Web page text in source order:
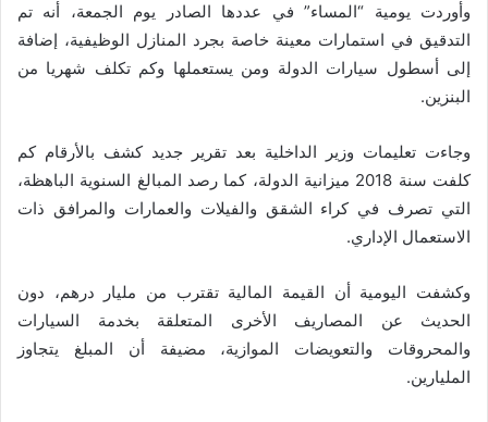
وأوردت يومية “المساء” في عددها الصادر يوم الجمعة، أنه تم
التدقيق في استمارات معينة خاصة بجرد المنازل الوظيفية، إضافة
إلى أسطول سيارات الدولة ومن يستعملها وكم تكلف شهريا من
البنزين.
وجاءت تعليمات وزير الداخلية بعد تقرير جديد كشف بالأرقام كم
كلفت سنة 2018 ميزانية الدولة، كما رصد المبالغ السنوية الباهظة،
التي تصرف في كراء الشقق والفيلات والعمارات والمرافق ذات
الاستعمال الإداري.
وكشفت اليومية أن القيمة المالية تقترب من مليار درهم، دون
الحديث عن المصاريف الأخرى المتعلقة بخدمة السيارات
والمحروقات والتعويضات الموازية، مضيفة أن المبلغ يتجاوز
المليارين.